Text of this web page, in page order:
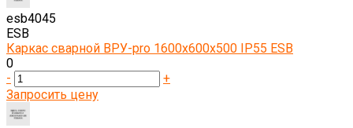
esb4045
ESB
Каркас сварной ВРУ-pro 1600х600х500 IP55 ESB
0
-
+
Запросить цену